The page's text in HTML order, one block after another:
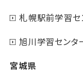
札幌駅前学習
旭川学習セン
宮城県